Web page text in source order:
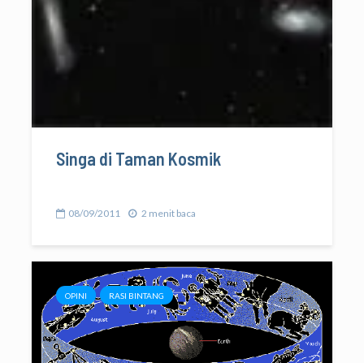
Singa di Taman Kosmik
08/09/2011 2 menit baca
OPINI RASI BINTANG